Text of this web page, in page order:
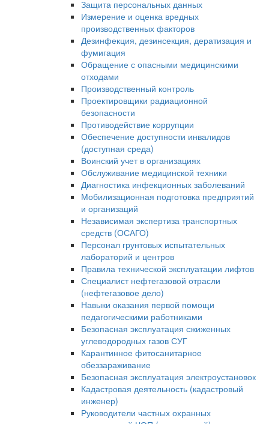
Защита персональных данных
Измерение и оценка вредных
производственных факторов
Дезинфекция, дезинсекция, дератизация и
фумигация
Обращение с опасными медицинскими
отходами
Производственный контроль
Проектировщики радиационной
безопасности
Противодействие коррупции
Обеспечение доступности инвалидов
(доступная среда)
Воинский учет в организациях
Обслуживание медицинской техники
Диагностика инфекционных заболеваний
Мобилизационная подготовка предприятий
и организаций
Независимая экспертиза транспортных
средств (ОСАГО)
Персонал грунтовых испытательных
лабораторий и центров
Правила технической эксплуатации лифтов
Специалист нефтегазовой отрасли
(нефтегазовое дело)
Навыки оказания первой помощи
педагогическими работниками
Безопасная эксплуатация сжиженных
углеводородных газов СУГ
Карантинное фитосанитарное
обеззараживание
Безопасная эксплуатация электроустановок
Кадастровая деятельность (кадастровый
инженер)
Руководители частных охранных